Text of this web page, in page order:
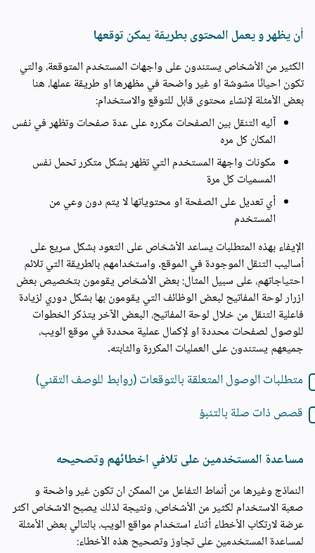
أن يظهر و يعمل المحتوى بطريقة يمكن توقعها
الكثير من الأشخاص يستندون على واجهات المستخدم المتوقعة، والتي
تكون احيانًا مشوشة او غير واضحة في مظهرها او طريقة عملها، هنا
بعض الأمثلة لإنشاء محتوى قابل للتوقع والاستخدام:
آليه التنقل بين الصفحات مكرره على عدة صفحات وتظهر في نفس
المكان كل مره
مكونات واجهة المستخدم التي تظهر بشكل متكرر تحمل نفس
المسميات كل مرة
أي تعديل على الصفحة او محتوياتها لا يتم دون وعي من
المستخدم
الإيفاء بهذه المتطلبات يساعد الأشخاص على التعود بشكل سريع على
أساليب التنقل الموجودة في الموقع. واستخدامهم بالطريقة التي تلائم
احتياجاتهم، على سبيل المثال: بعض الأشخاص يقومون بتخصيص بعض
ازرار لوحة المفاتيح لبعض الوظائف التي يقومون بها بشكل دوري لزيادة
فاعلية التنقل من خلال لوحة المفاتيح، البعض الآخر يتذكر الخطوات
للوصول لصفحات محددة او لإكمال عملية محددة في موقع الويب،
جميعهم يستندون على العمليات المكررة والثابته.
متطلبات الوصول المتعلقة بالتوقعات (روابط للوصف التقني)
قصص ذات صلة بالتنبؤ
مساعدة المستخدمين على تلافي اخطائهم وتصحيحه
النماذج وغيرها من أنماط التفاعل من الممكن ان تكون غير واضحة و
صعبة الاستخدام لكثير من الأشخاص، ونتيجة لذلك يصبح الاشخاص اكثر
عرضة لارتكاب الأخطاء أثناء استخدام مواقع الويب، بالتالي بعض الأمثلة
لمساعدة المستخدمين على تجاوز وتصحيح هذه الأخطاء: